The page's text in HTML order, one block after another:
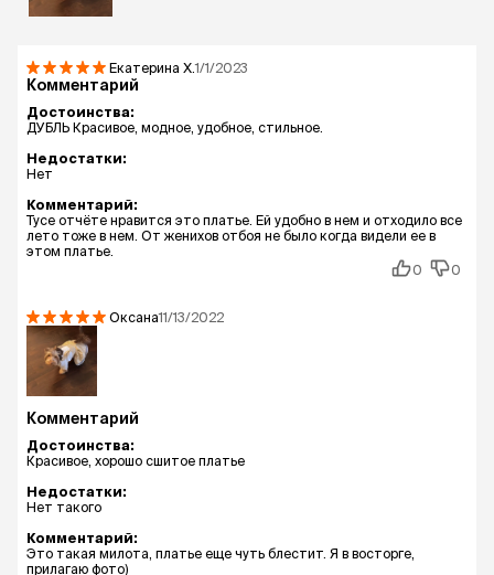
Екатерина Х.1/1/2023
Комментарий
Достоинства:
ДУБЛЬ Красивое, модное, удобное, стильное.
Недостатки:
Нет
Комментарий:
Тусе отчёте нравится это платье. Ей удобно в нем и отходило все
лето тоже в нем. От женихов отбоя не было когда видели ее в
этом платье.
0
0
Оксана11/13/2022
Комментарий
Достоинства:
Красивое, хорошо сшитое платье
Недостатки:
Нет такого
Комментарий:
Это такая милота, платье еще чуть блестит. Я в восторге,
прилагаю фото)